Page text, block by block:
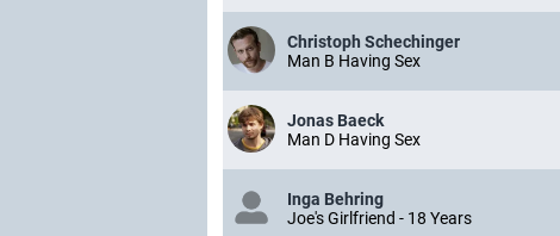
Christoph Schechinger
Man B Having Sex
Jonas Baeck
Man D Having Sex
Inga Behring
Joe's Girlfriend - 18 Years